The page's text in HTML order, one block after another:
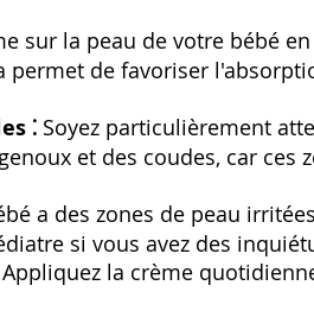
sur la peau de votre bébé
permet de favoriser
⁚ Soyez particulièrement
et des coudes, car ces
a des zones de peau
si vous avez des
Appliquez la crème